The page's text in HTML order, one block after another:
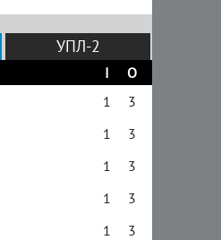
УПЛ-2
І
О
1
3
1
3
1
3
1
3
1
3